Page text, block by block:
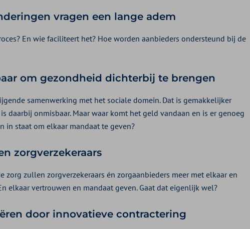
vragen een lange adem
En wie faciliteert het? Hoe worden aanbieders ondersteund bij de
om gezondheid dichterbij te brengen
samenwerking met het sociale domein. Dat is gemakkelijker
daarbij onmisbaar. Maar waar komt het geld vandaan en is er genoeg
in staat om elkaar mandaat te geven?
zorgverzekeraars
zullen zorgverzekeraars én zorgaanbieders meer met elkaar en
elkaar vertrouwen en mandaat geven. Gaat dat eigenlijk wel?
door innovatieve contractering